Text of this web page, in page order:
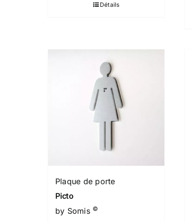
Détails
Plaque de porte
Picto
by Somis ©